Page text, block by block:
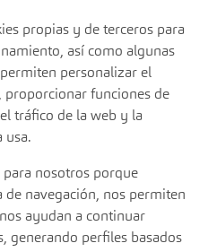
propias y de terceros para
así como algunas
personalizar el
funciones de
tráfico de la web y la
usa.
nosotros porque
navegación, nos permiten
ayudan a continuar
generando perfiles basados